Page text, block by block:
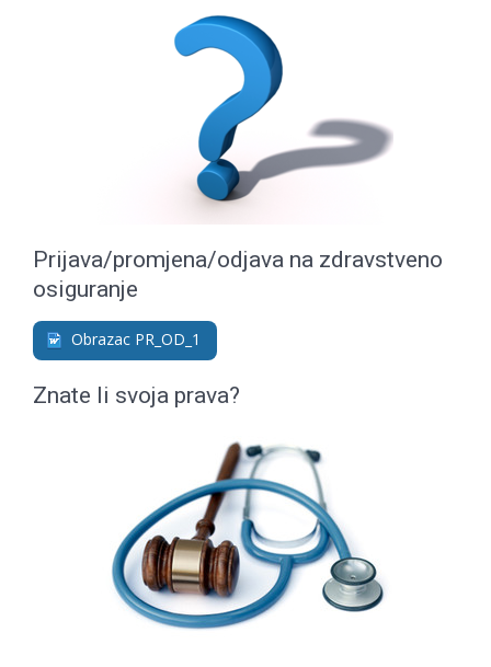
Prijava/promjena/odjava na zdravstveno
osiguranje
Obrazac PR_OD_1
Znate li svoja prava?